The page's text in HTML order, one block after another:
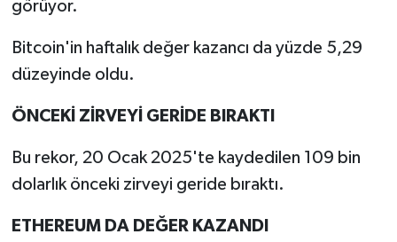
görüyor.
Bitcoin'in haftalık değer kazancı da yüzde 5,29
düzeyinde oldu.
ÖNCEKİ ZİRVEYİ GERİDE BIRAKTI
Bu rekor, 20 Ocak 2025'te kaydedilen 109 bin
dolarlık önceki zirveyi geride bıraktı.
ETHEREUM DA DEĞER KAZANDI